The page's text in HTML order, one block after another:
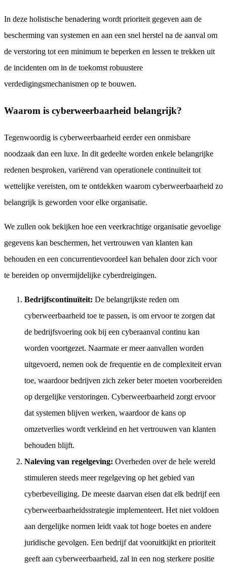
In deze holistische benadering wordt prioriteit gegeven aan de
bescherming van systemen en aan een snel herstel na de aanval om
de verstoring tot een minimum te beperken en lessen te trekken uit
de incidenten om in de toekomst robuustere
verdedigingsmechanismen op te bouwen.
Waarom is cyberweerbaarheid belangrijk?
Tegenwoordig is cyberweerbaarheid eerder een onmisbare
noodzaak dan een luxe. In dit gedeelte worden enkele belangrijke
redenen besproken, variërend van operationele continuïteit tot
wettelijke vereisten, om te ontdekken waarom cyberweerbaarheid zo
belangrijk is geworden voor elke organisatie.
We zullen ook bekijken hoe een veerkrachtige organisatie gevoelige
gegevens kan beschermen, het vertrouwen van klanten kan
behouden en een concurrentievoordeel kan behalen door zich voor
te bereiden op onvermijdelijke cyberdreigingen.
Bedrijfscontinuïteit: De belangrijkste reden om
cyberweerbaarheid toe te passen, is om ervoor te zorgen dat
de bedrijfsvoering ook bij een cyberaanval continu kan
worden voortgezet. Naarmate er meer aanvallen worden
uitgevoerd, nemen ook de frequentie en de complexiteit ervan
toe, waardoor bedrijven zich zeker beter moeten voorbereiden
op dergelijke verstoringen. Cyberweerbaarheid zorgt ervoor
dat systemen blijven werken, waardoor de kans op
omzetverlies wordt verkleind en het vertrouwen van klanten
behouden blijft.
Naleving van regelgeving: Overheden over de hele wereld
stimuleren steeds meer regelgeving op het gebied van
cyberbeveiliging. De meeste daarvan eisen dat elk bedrijf een
cyberweerbaarheidsstrategie implementeert. Het niet voldoen
aan dergelijke normen leidt vaak tot hoge boetes en andere
juridische gevolgen. Een bedrijf dat vooruitkijkt en prioriteit
geeft aan cyberweerbaarheid, zal in een nog sterkere positie